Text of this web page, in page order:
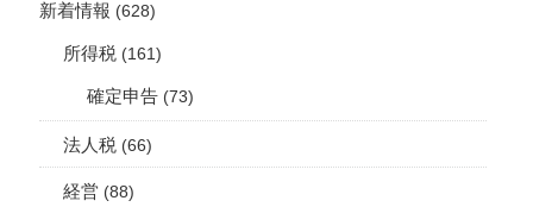
新着情報 (628)
所得税 (161)
確定申告 (73)
法人税 (66)
経営 (88)